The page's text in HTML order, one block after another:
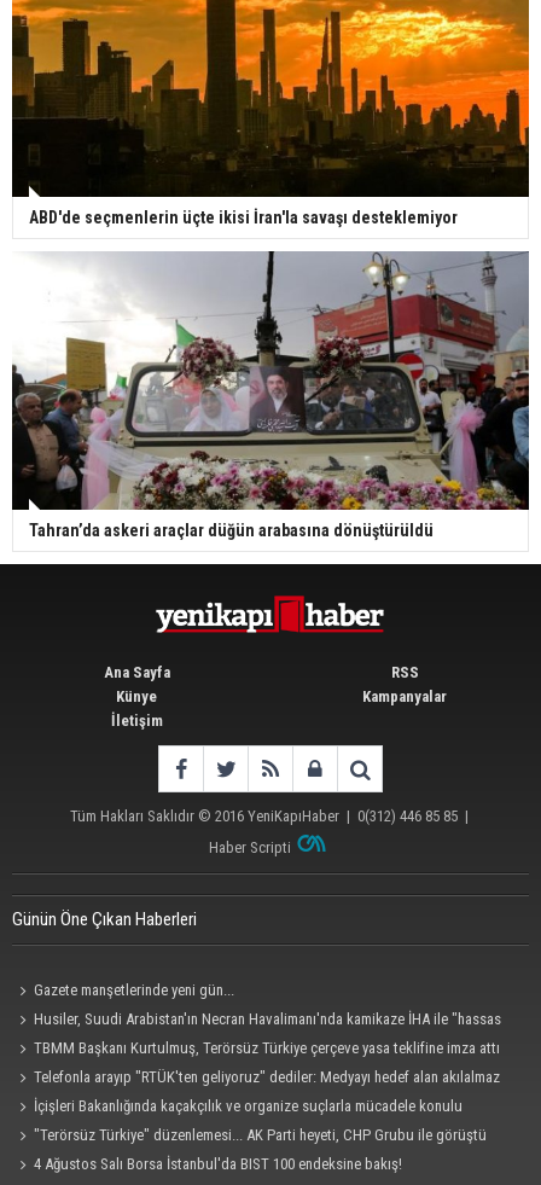
ABD'de seçmenlerin üçte ikisi İran'la savaşı desteklemiyor
Tahran’da askeri araçlar düğün arabasına dönüştürüldü
Ana Sayfa
Künye
İletişim
RSS
Kampanyalar
Tüm Hakları Saklıdır © 2016 YeniKapıHaber| 0(312) 446 85 85|
Haber Scripti
Günün Öne Çıkan Haberleri
Gazete manşetlerinde yeni gün...
Husiler, Suudi Arabistan'ın Necran Havalimanı'nda kamikaze İHA ile "hassas
bir hedefi" vurduklarını açıkladı
TBMM Başkanı Kurtulmuş, Terörsüz Türkiye çerçeve yasa teklifine imza attı
Telefonla arayıp "RTÜK'ten geliyoruz" dediler: Medyayı hedef alan akılalmaz
tuzak ifşa oldu
İçişleri Bakanlığında kaçakçılık ve organize suçlarla mücadele konulu
güvenlik toplantısı yapıldı
"Terörsüz Türkiye" düzenlemesi... AK Parti heyeti, CHP Grubu ile görüştü
4 Ağustos Salı Borsa İstanbul'da BIST 100 endeksine bakış!